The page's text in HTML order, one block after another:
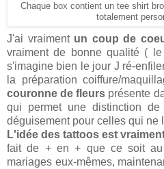
Chaque box contient un tee shirt
totalement
J'ai vraiment un coup de
vraiment de bonne qualité (
s'imagine bien le jour J ré-
la préparation coiffure/
couronne de fleurs présente
qui permet une distinction
déguisement pour celles qui ne
L'idée des tattoos est
fait de + en + que ce soit
mariages eux-mêmes,